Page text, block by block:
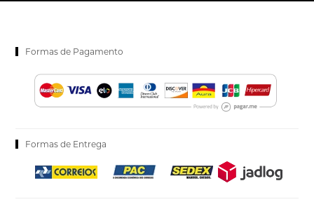
Formas de Pagamento
Formas de Entrega